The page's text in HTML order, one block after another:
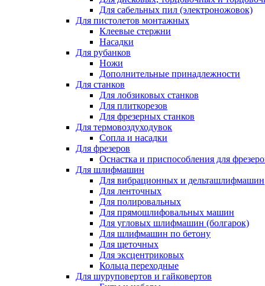
Для сабельных пил (электроножовок)
Для пистолетов монтажных
Клеевые стержни
Насадки
Для рубанков
Ножи
Дополнительные принадлежности
Для станков
Для лобзиковых станков
Для плиткорезов
Для фрезерных станков
Для термовоздуходувок
Сопла и насадки
Для фрезеров
Оснастка и приспособления для
Для шлифмашин
Для вибрационных и дельташлифмашин
Для ленточных
Для полировальных
Для прямошлифовальных машин
Для угловых шлифмашин (болгарок)
Для шлифмашин по бетону
Для щеточных
Для эксцентриковых
Кольца переходные
Для шуруповертов и гайковертов